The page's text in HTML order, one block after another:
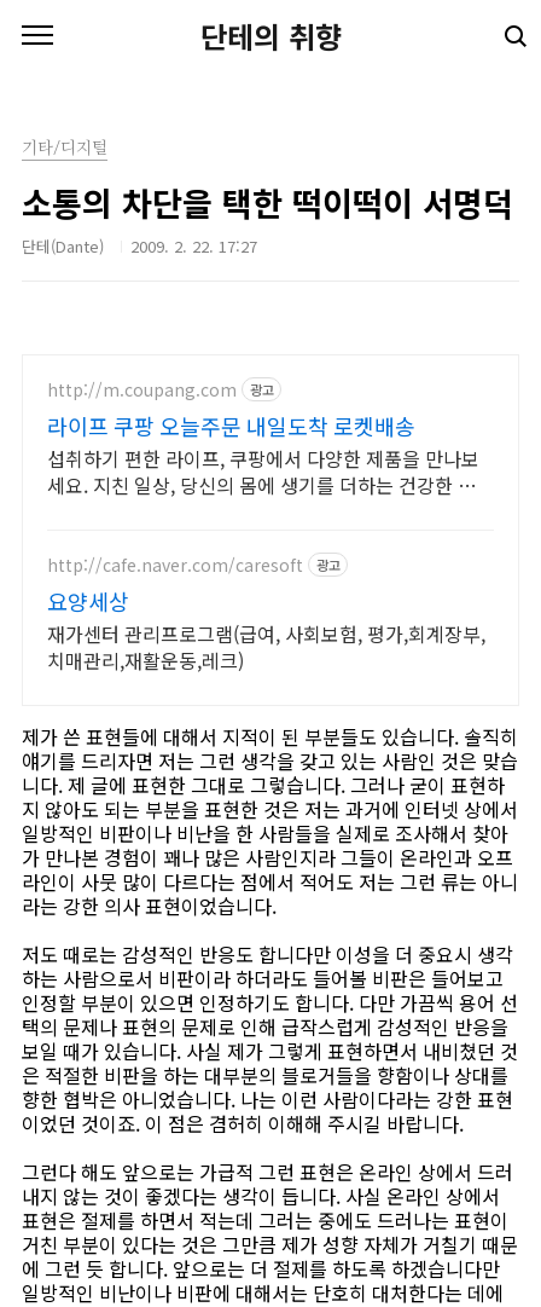
단테의 취향
기타/디지털
소통의 차단을 택한 떡이떡이 서명덕
단테(Dante) 2009. 2. 22. 17:27
http://m.coupang.com 광고
라이프 쿠팡 오늘주문 내일도착 로켓배송
섭취하기 편한 라이프, 쿠팡에서 다양한 제품을 만나보
세요. 지친 일상, 당신의 몸에 생기를 더하는 건강한 선택
http://cafe.naver.com/caresoft 광고
요양세상
재가센터 관리프로그램(급여, 사회보험, 평가,회계장부,
치매관리,재활운동,레크)
제가 쓴 표현들에 대해서 지적이 된 부분들도 있습니다. 솔직히
얘기를 드리자면 저는 그런 생각을 갖고 있는 사람인 것은 맞습
니다. 제 글에 표현한 그대로 그렇습니다. 그러나 굳이 표현하
지 않아도 되는 부분을 표현한 것은 저는 과거에 인터넷 상에서
일방적인 비판이나 비난을 한 사람들을 실제로 조사해서 찾아
가 만나본 경험이 꽤나 많은 사람인지라 그들이 온라인과 오프
라인이 사뭇 많이 다르다는 점에서 적어도 저는 그런 류는 아니
라는 강한 의사 표현이었습니다.
저도 때로는 감성적인 반응도 합니다만 이성을 더 중요시 생각
하는 사람으로서 비판이라 하더라도 들어볼 비판은 들어보고
인정할 부분이 있으면 인정하기도 합니다. 다만 가끔씩 용어 선
택의 문제나 표현의 문제로 인해 급작스럽게 감성적인 반응을
보일 때가 있습니다. 사실 제가 그렇게 표현하면서 내비쳤던 것
은 적절한 비판을 하는 대부분의 블로거들을 향함이나 상대를
향한 협박은 아니었습니다. 나는 이런 사람이다라는 강한 표현
이었던 것이죠. 이 점은 겸허히 이해해 주시길 바랍니다.
그런다 해도 앞으로는 가급적 그런 표현은 온라인 상에서 드러
내지 않는 것이 좋겠다는 생각이 듭니다. 사실 온라인 상에서
표현은 절제를 하면서 적는데 그러는 중에도 드러나는 표현이
거친 부분이 있다는 것은 그만큼 제가 성향 자체가 거칠기 때문
에 그런 듯 합니다. 앞으로는 더 절제를 하도록 하겠습니다만
일방적인 비난이나 비판에 대해서는 단호히 대처한다는 데에